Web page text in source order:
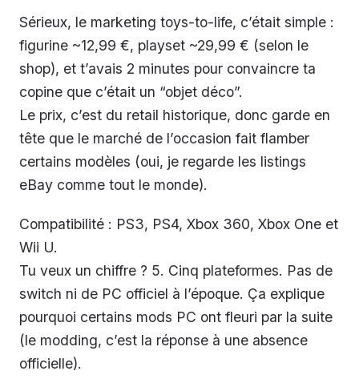
Sérieux, le marketing toys-to-life, c’était simple :
figurine ~12,99 €, playset ~29,99 € (selon le
shop), et t’avais 2 minutes pour convaincre ta
copine que c’était un “objet déco”.
Le prix, c’est du retail historique, donc garde en
tête que le marché de l’occasion fait flamber
certains modèles (oui, je regarde les listings
eBay comme tout le monde).
Compatibilité : PS3, PS4, Xbox 360, Xbox One et
Wii U.
Tu veux un chiffre ? 5. Cinq plateformes. Pas de
switch ni de PC officiel à l’époque. Ça explique
pourquoi certains mods PC ont fleuri par la suite
(le modding, c’est la réponse à une absence
officielle).